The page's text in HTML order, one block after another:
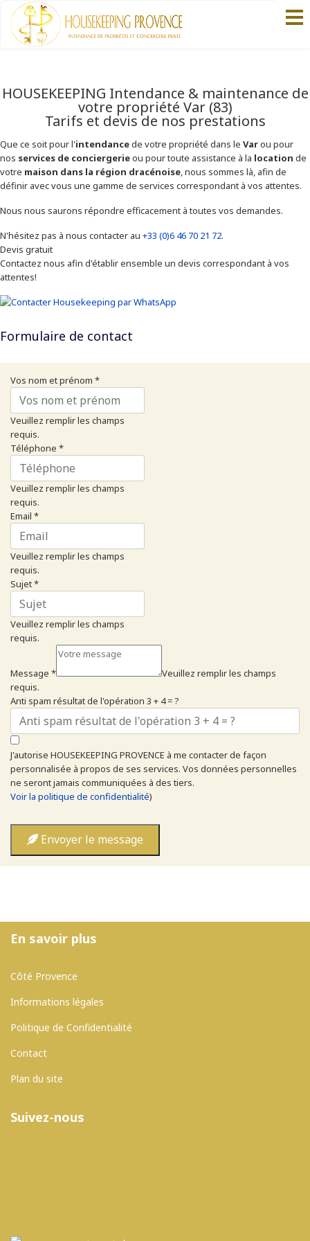
HOUSEKEEPING Intendance & maintenance de
votre propriété Var (83)
Tarifs et devis de nos prestations
Que ce soit pour l'intendancede votre propriété dans le Varou pour
nos services de conciergerieou pour toute assistance à la location de
votre maison dans la région dracénoise, nous sommes là, afin de
définir avec vous une gamme de services correspondant à vos attentes.
Nous nous saurons répondre efficacement à toutes vos demandes.
N'hésitez pas à nous contacter au +33 (0)6 46 70 21 72.
Devis gratuit
Contactez nous afin d'établir ensemble un devis correspondant à vos
attentes!
Formulaire de contact
Vos nom et prénom *
Veuillez remplir les champs
requis.
Téléphone *
Veuillez remplir les champs
requis.
Email *
Veuillez remplir les champs
requis.
Sujet*
Veuillez remplir les champs
requis.
Message *
Veuillez remplir les champs
requis.
Anti spam résultat de l'opération 3 + 4 = ?
J'autorise HOUSEKEEPING PROVENCE à me contacter de façon
personnalisée à propos de ses services. Vos données personnelles
ne seront jamais communiquées à des tiers.
Voir la politique de confidentialité)
Envoyer le message
En savoir plus
Côté Provence
Informations légales
Politique de Confidentialité
Contact
Plan du site
Suivez-nous